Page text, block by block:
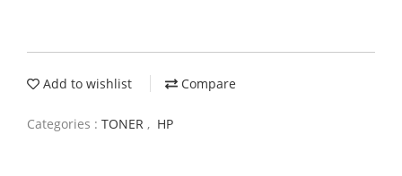
Add to wishlist Compare
Categories : TONER , HP